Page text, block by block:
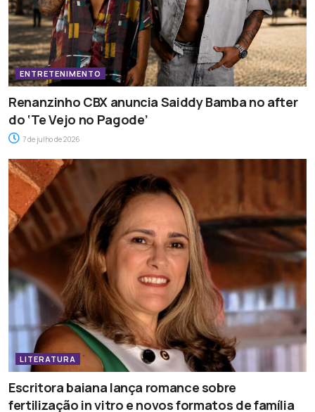
ENTRETENIMENTO
Renanzinho CBX anuncia Saiddy Bamba no after
do ‘Te Vejo no Pagode’
7 de julho de 2026
LITERATURA
Escritora baiana lança romance sobre
fertilização in vitro e novos formatos de família